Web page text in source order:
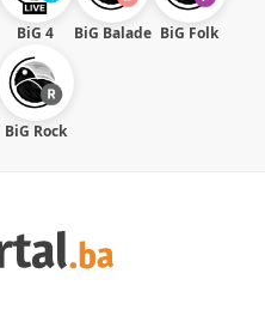
BiG 4 BiG Balade BiG Folk
BiG Rock